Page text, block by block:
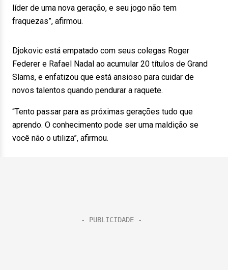
líder de uma nova geração, e seu jogo não tem
fraquezas”, afirmou.
Djokovic está empatado com seus colegas Roger
Federer e Rafael Nadal ao acumular 20 títulos de Grand
Slams, e enfatizou que está ansioso para cuidar de
novos talentos quando pendurar a raquete.
“Tento passar para as próximas gerações tudo que
aprendo. O conhecimento pode ser uma maldição se
você não o utiliza”, afirmou.